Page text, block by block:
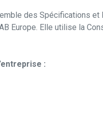
des Spécifications et
Europe. Elle utilise la
: